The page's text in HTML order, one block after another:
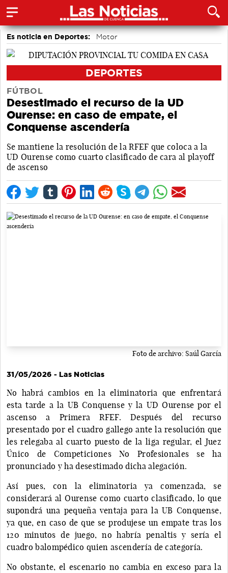
Es noticia en Deportes: Motor
DEPORTES
FÚTBOL
Desestimado el recurso de la UD
Ourense: en caso de empate, el
Conquense ascendería
Se mantiene la resolución de la RFEF que coloca a la
UD Ourense como cuarto clasificado de cara al playoff
de ascenso
Foto de archivo: Saúl García
31/05/2026 - Las Noticias
No habrá cambios en la eliminatoria que enfrentará
esta tarde a la UB Conquense y la UD Ourense por el
ascenso a Primera RFEF. Después del recurso
presentado por el cuadro gallego ante la resolución que
les relegaba al cuarto puesto de la liga regular, el Juez
Único de Competiciones No Profesionales se ha
pronunciado y ha desestimado dicha alegación.
Así pues, con la eliminatoria ya comenzada, se
considerará al Ourense como cuarto clasificado, lo que
supondrá una pequeña ventaja para la UB Conquense,
ya que, en caso de que se produjese un empate tras los
120 minutos de juego, no habría penaltis y sería el
cuadro balompédico quien ascendería de categoría.
No obstante, el escenario no cambia en exceso para la